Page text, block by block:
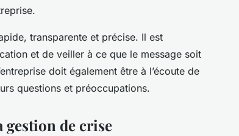
transparente et précise. Il est
et de veiller à ce que le message soit
doit également être à l’écoute de
questions et préoccupations.
gestion de crise